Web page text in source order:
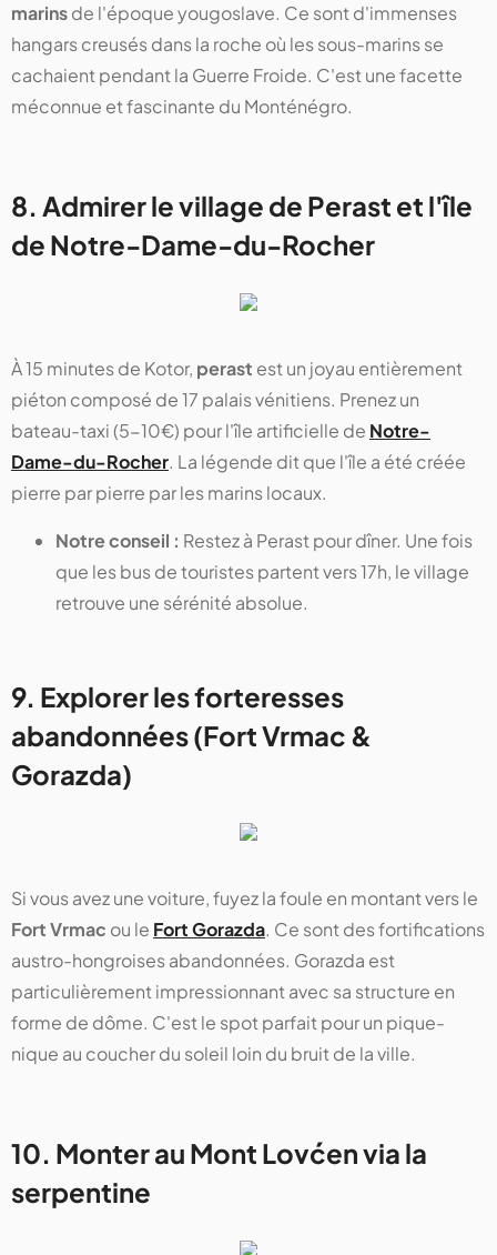
marinsde l'époque yougoslave. Ce sont d'immenses
hangars creusés dans la roche où les sous-marins se
cachaient pendant la Guerre Froide. C'est une facette
méconnue et fascinante du Monténégro.
8. Admirer le village de Perast et l'île
de Notre-Dame-du-Rocher
À 15 minutes de Kotor, perast est un joyau entièrement
piéton composé de 17 palais vénitiens. Prenez un
bateau-taxi (5-10€) pour l'île artificielle de Notre-
Dame-du-Rocher. La légende dit que l'île a été créée
pierre par pierre par les marins locaux.
Notre conseil : Restez à Perast pour dîner. Une fois
que les bus de touristes partent vers 17h, le village
retrouve une sérénité absolue.
9. Explorer les forteresses
abandonnées (Fort Vrmac &
Gorazda)
Si vous avez une voiture, fuyez la foule en montant vers le
Fort Vrmac ou le Fort Gorazda. Ce sont des fortifications
austro-hongroises abandonnées. Gorazda est
particulièrement impressionnant avec sa structure en
forme de dôme. C'est le spot parfait pour un pique-
nique au coucher du soleil loin du bruit de la ville.
10. Monter au Mont Lovćen via la
serpentine